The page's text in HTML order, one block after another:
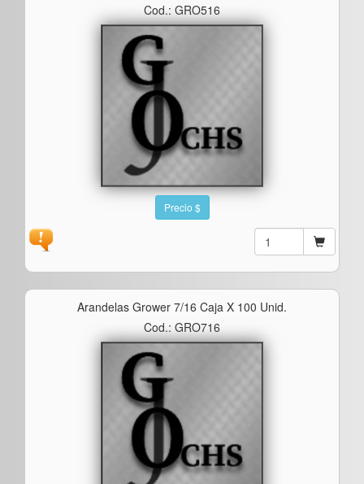
Cod.: GRO516
Precio $
Arandelas Grower 7/16 Caja X 100 Unid.
Cod.: GRO716